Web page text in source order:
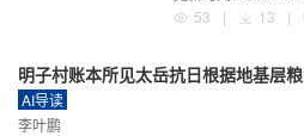
53
| 13 |
明子村账本所见太岳抗日根据地基层
AI导读
李叶鹏